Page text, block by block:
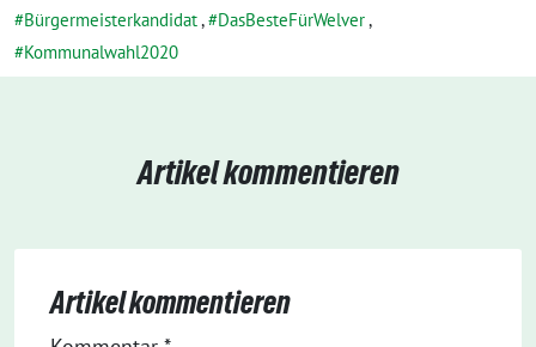
Bürgermeisterkandidat, DasBesteFürWelver,
Kommunalwahl2020
Artikel kommentieren
Artikel kommentieren